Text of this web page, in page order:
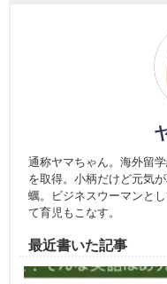
通称ヤマちゃん。海外留
を取得。小柄だけど元気
蠣。ビジネスウーマンと
て育児もこなす。
最近書いた記事